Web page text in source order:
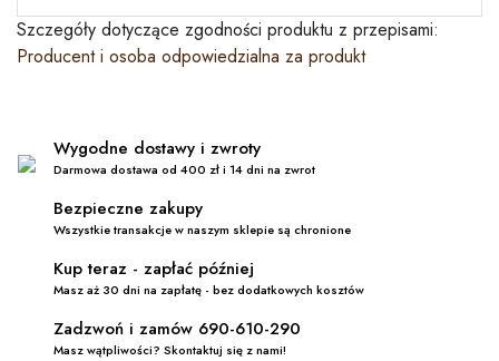
Szczegóły dotyczące zgodności produktu z przepisami:
Producent i osoba odpowiedzialna za produkt
Wygodne dostawy i zwroty
Darmowa dostawa od 400 zł i 14 dni na zwrot
Bezpieczne zakupy
Wszystkie transakcje w naszym sklepie są chronione
Kup teraz - zapłać później
Masz aż 30 dni na zapłatę - bez dodatkowych kosztów
Zadzwoń i zamów 690-610-290
Masz wątpliwości? Skontaktuj się z nami!